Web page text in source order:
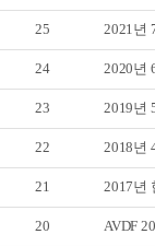
25 2021년
24 2020년
23 2019년
22 2018년
21 2017년
20 AVDF